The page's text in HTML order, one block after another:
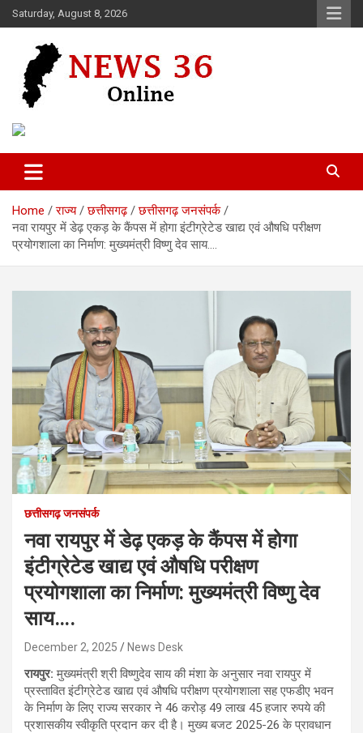
Skip
to
Saturday, August 8, 2026
News 36
Home राज्य छत्तीसगढ़
छत्तीसगढ़ जनसंपर्क
नवा रायपुर में डेढ़ एकड़ के कैंपस में होगा इंटीग्रेटेड खाद्य एवं औषधि परीक्षण
प्रयोगशाला का निर्माण: मुख्यमंत्री विष्णु देव साय….
छत्तीसगढ़ जनसंपर्क
नवा रायपुर में डेढ़ एकड़ के कैंपस में होगा
इंटीग्रेटेड खाद्य एवं औषधि परीक्षण
प्रयोगशाला का निर्माण: मुख्यमंत्री विष्णु देव
साय….
December 2, 2025 News Desk
रायपुर:मुख्यमंत्री श्री विष्णुदेव साय की मंशा के अनुसार नवा रायपुर में
प्रस्तावित इंटीग्रेटेड खाद्य एवं औषधि परीक्षण प्रयोगशाला सह एफडीए भवन
के निर्माण के लिए राज्य सरकार ने 46 करोड़ 49 लाख 45 हजार रुपये की
प्रशासकीय स्वीकृति प्रदान कर दी है। मुख्य बजट 2025-26 के प्रावधान